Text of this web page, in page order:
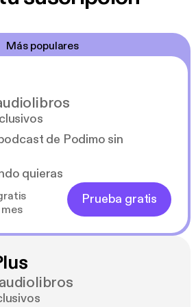
Más populares
de Podimo sin
quieras
Prueba gratis